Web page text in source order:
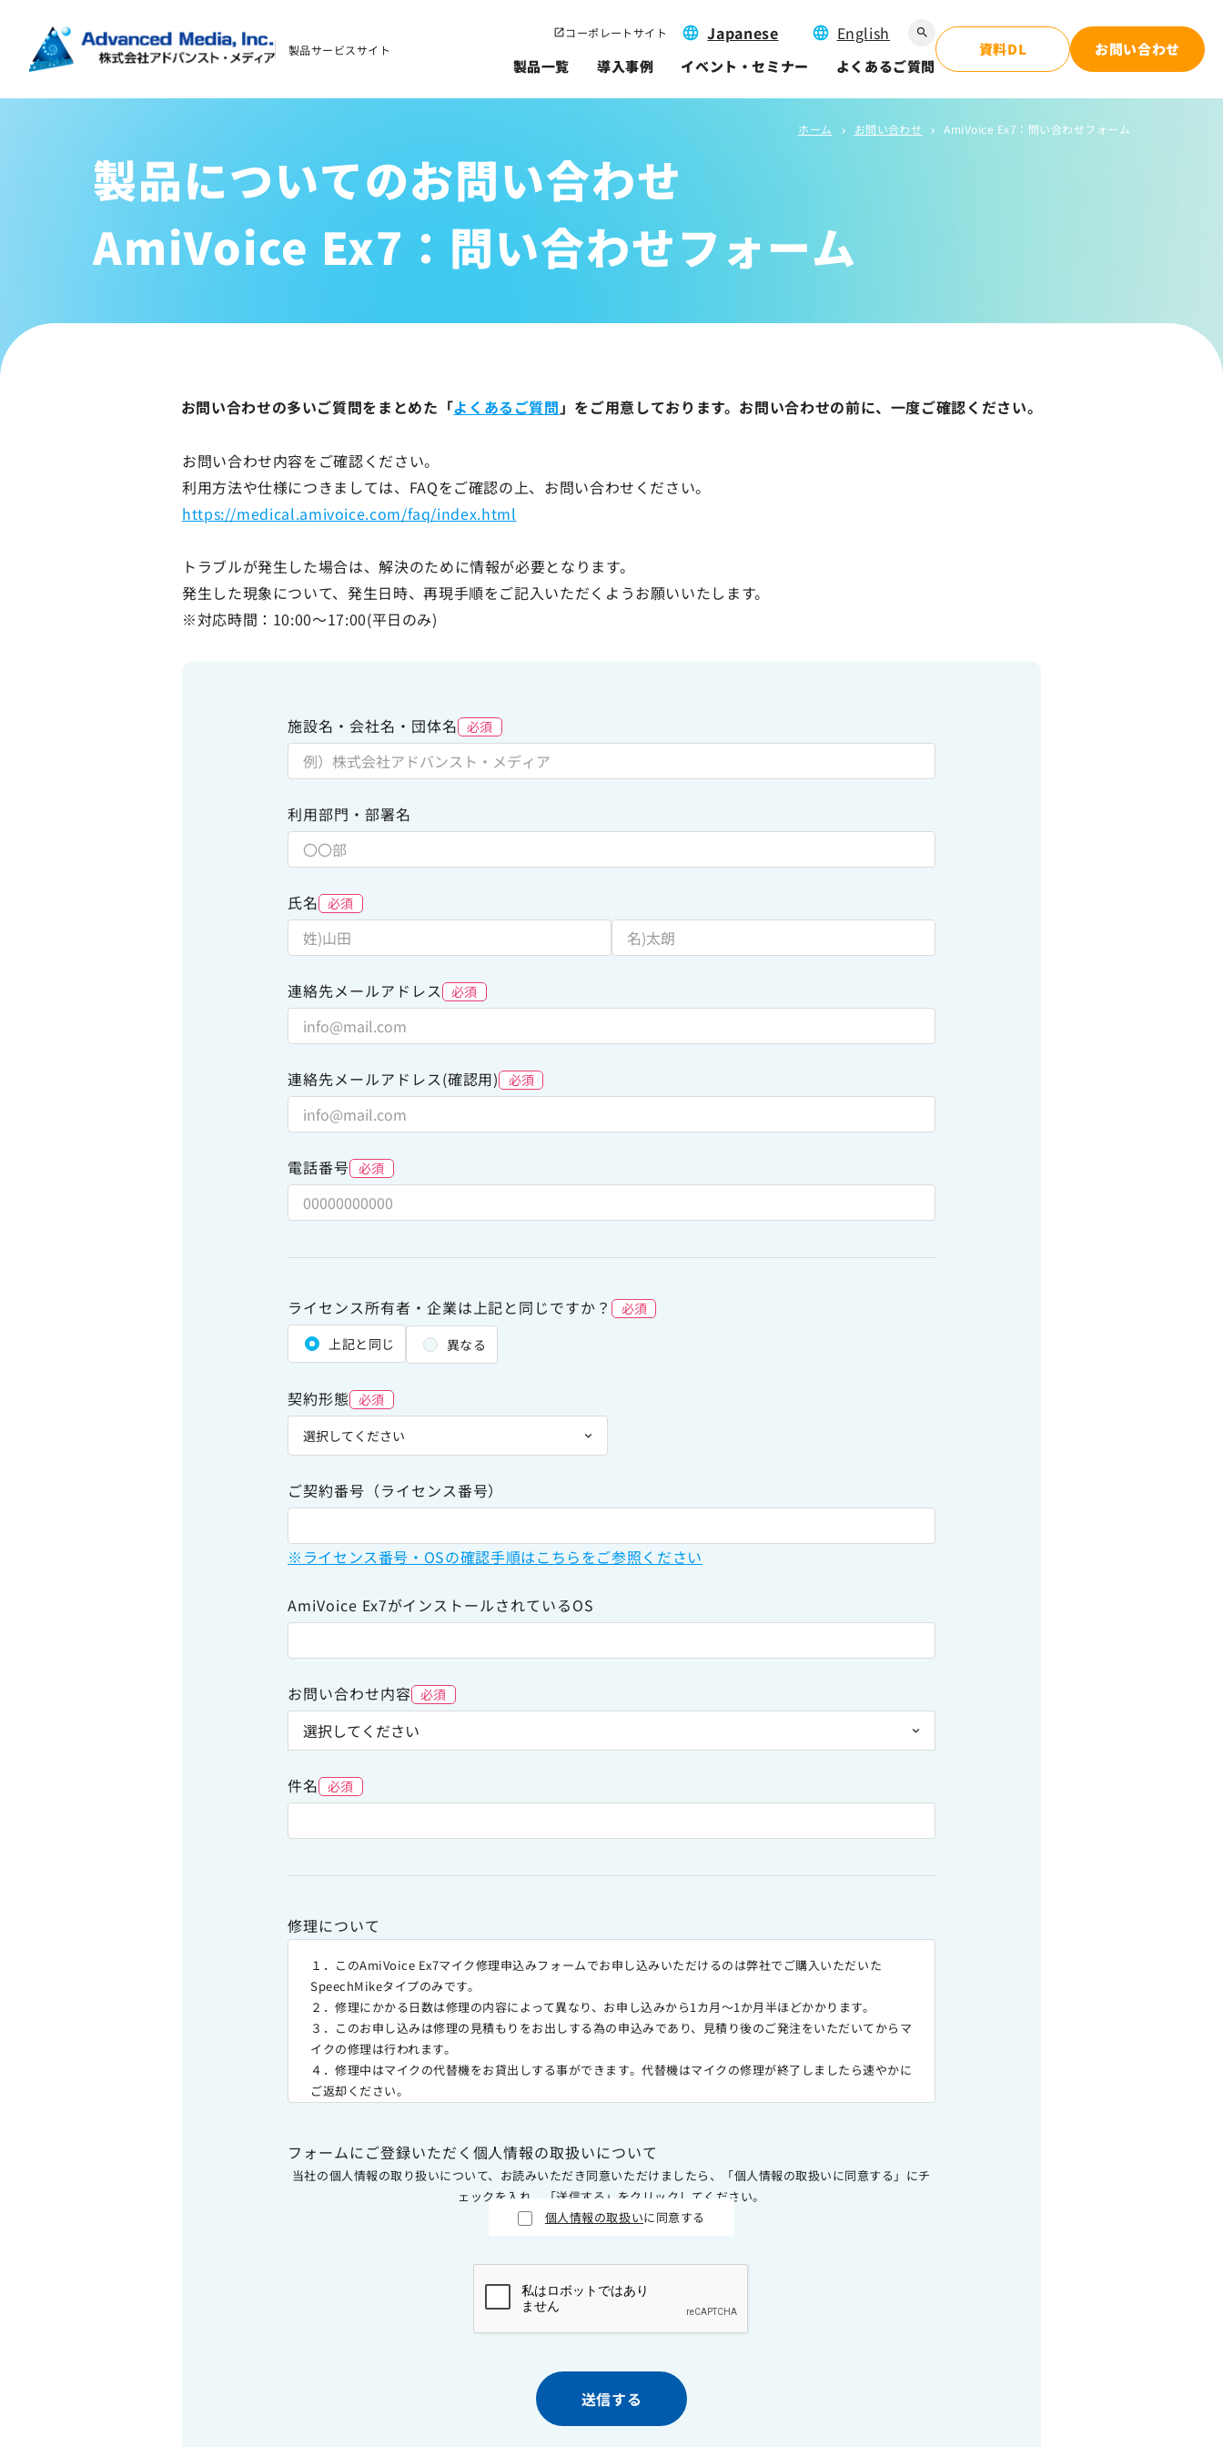
よくあるご質問
お問い合わせ
コーポレートサイト
製品サービスサイト
コーポレートサイト Japanese English search
製品一覧 導入事例 イベント・セミナー よくあるご質問
資料DL お問い合わせ
ホーム chevron_right お問い合わせ chevron_right AmiVoice Ex7：問い合わせフォーム
製品についてのお問い合わせ
AmiVoice Ex7：問い合わせフォーム
お問い合わせの多いご質問をまとめた「よくあるご質問」をご用意しております。 お問い合わせの前に、一度ご確認ください。
お問い合わせ内容をご確認ください。
利用方法や仕様につきましては、FAQをご確認の上、お問い合わせください。
https://medical.amivoice.com/faq/index.html
トラブルが発生した場合は、解決のために情報が必要となります。
発生した現象について、発生日時、再現手順をご記入いただくようお願いいたします。
※対応時間：10:00～17:00(平日のみ)
施設名・会社名・団体名 必須
利用部門・部署名
氏名 必須
連絡先メールアドレス 必須
連絡先メールアドレス(確認用) 必須
電話番号 必須
ライセンス所有者・企業は上記と同じですか？ 必須
上記と同じ
異なる
契約形態 必須
ご契約番号（ライセンス番号）
※ライセンス番号・OSの確認手順はこちらをご参照ください
AmiVoice Ex7がインストールされているOS
お問い合わせ内容 必須
件名 必須
修理について
１．このAmiVoice Ex7マイク修理申込みフォームでお申し込みいただけるのは弊社でご購入いただいた
SpeechMikeタイプのみです。
２．修理にかかる日数は修理の内容によって異なり、お申し込みから1カ月～1か月半ほどかかります。
３．このお申し込みは修理の見積もりをお出しする為の申込みであり、見積り後のご発注をいただいてからマ
イクの修理は行われます。
４．修理中はマイクの代替機をお貸出しする事ができます。代替機はマイクの修理が終了しましたら速やかに
ご返却ください。
フォームにご登録いただく個人情報の取扱いについて
当社の個人情報の取り扱いについて、お読みいただき同意いただけましたら、「個人情報の取扱いに同意する」にチ
ェックを入れ、「送信する」をクリックしてください。
個人情報の取扱いに同意する
送信する